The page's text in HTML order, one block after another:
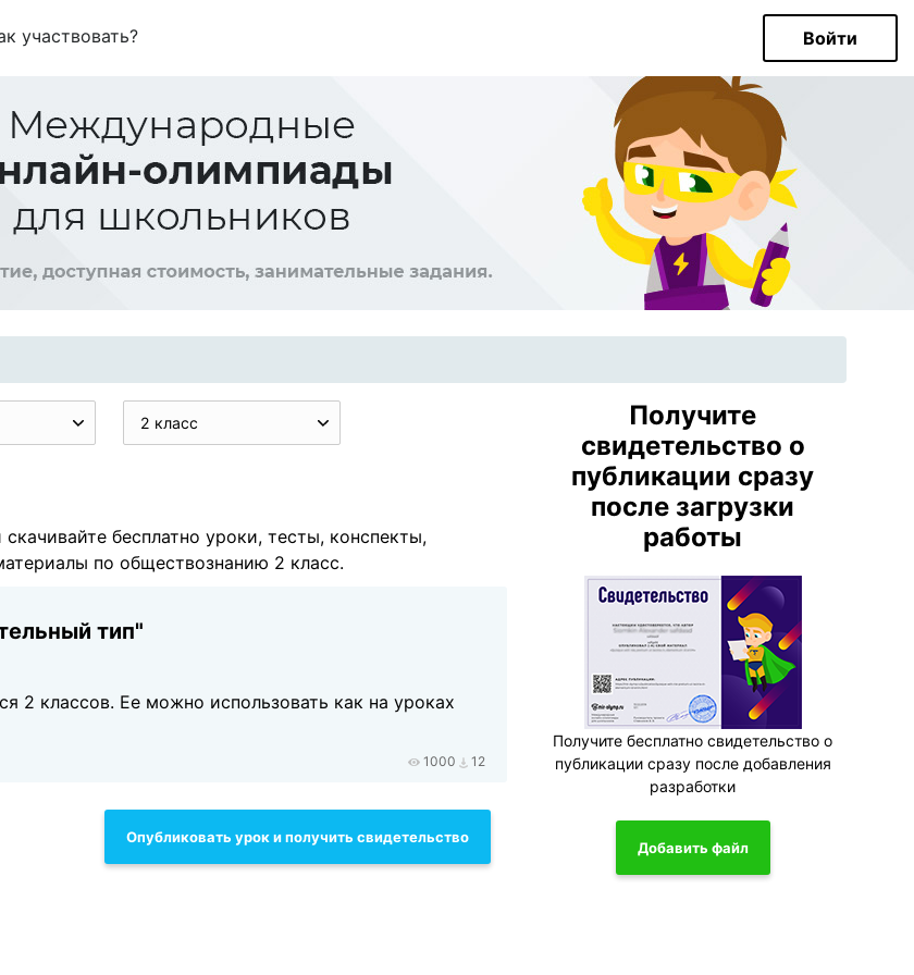
участвовать? Войти
2 класс
бесплатно уроки, тесты, конспекты,
по обществознанию 2 класс.
тип"
2 классов. Ее можно использовать как на уроках
1000 12
Опубликовать урок и получить свидетельство
Получите
свидетельство о
публикации сразу
после загрузки
работы
Получите бесплатно свидетельство о
публикации сразу после добавления
разработки
Добавить файл